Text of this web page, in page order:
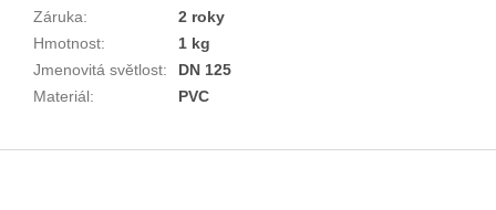
Záruka:
2 roky
Hmotnost:
1 kg
Jmenovitá světlost:
DN 125
Materiál: PVC